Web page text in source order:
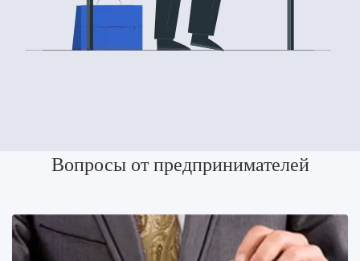
Вопросы от предпринимателей